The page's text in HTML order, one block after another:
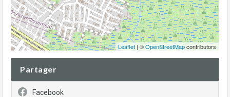
Leaflet | ©OpenStreetMapcontributors
Partager
Facebook